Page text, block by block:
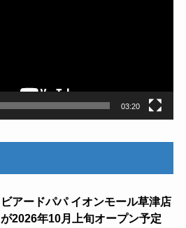
03:20
ビアードパパ イオンモール草津店
が2026年10月上旬オープン予定